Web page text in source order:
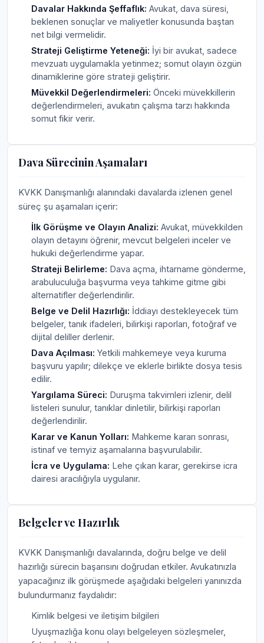
Davalar Hakkında Şeffaflık: Avukat, dava süresi,
beklenen sonuçlar ve maliyetler konusunda baştan
net bilgi vermelidir.
Strateji Geliştirme Yeteneği: İyi bir avukat, sadece
mevzuatı uygulamakla yetinmez; somut olayın özgün
dinamiklerine göre strateji geliştirir.
Müvekkil Değerlendirmeleri: Önceki müvekkillerin
değerlendirmeleri, avukatın çalışma tarzı hakkında
somut fikir verir.
Dava Sürecinin Aşamaları
KVKK Danışmanlığı alanındaki davalarda izlenen genel
süreç şu aşamaları içerir:
İlk Görüşme ve Olayın Analizi: Avukat, müvekkilden
olayın detayını öğrenir, mevcut belgeleri inceler ve
hukuki değerlendirme yapar.
Strateji Belirleme: Dava açma, ihtarname gönderme,
arabuluculuğa başvurma veya tahkime gitme gibi
alternatifler değerlendirilir.
Belge ve Delil Hazırlığı: İddiayı destekleyecek tüm
belgeler, tanık ifadeleri, bilirkişi raporları, fotoğraf ve
dijital deliller derlenir.
Dava Açılması: Yetkili mahkemeye veya kuruma
başvuru yapılır; dilekçe ve eklerle birlikte dosya tesis
edilir.
Yargılama Süreci: Duruşma takvimleri izlenir, delil
listeleri sunulur, tanıklar dinletilir, bilirkişi raporları
değerlendirilir.
Karar ve Kanun Yolları: Mahkeme kararı sonrası,
istinaf ve temyiz aşamalarına başvurulabilir.
İcra ve Uygulama: Lehe çıkan karar, gerekirse icra
dairesi aracılığıyla uygulanır.
Belgeler ve Hazırlık
KVKK Danışmanlığı davalarında, doğru belge ve delil
hazırlığı sürecin başarısını doğrudan etkiler. Avukatınızla
yapacağınız ilk görüşmede aşağıdaki belgeleri yanınızda
bulundurmanız faydalıdır:
Kimlik belgesi ve iletişim bilgileri
Uyuşmazlığa konu olayı belgeleyen sözleşmeler,